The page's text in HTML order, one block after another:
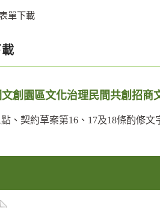
單下載
創園區文化治理民間共創招商
、契約草案第16、17及18條酌修